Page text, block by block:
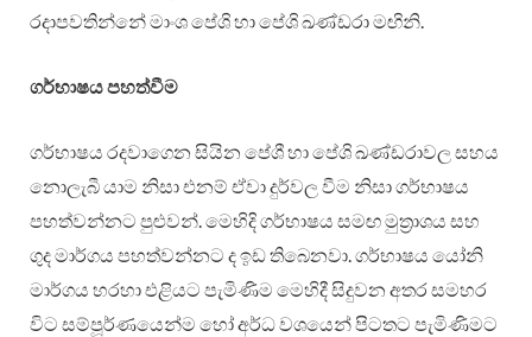
රදාපවතින්නේ මාංශ පේශි හා පේශි ඛණ්ඩරා මඟිනි.
ගර්භාෂය පහත්වීම
ගර්භාෂය රදවාගෙන සියින පේශී හා පේශි ඛණ්ඩරාවල සහය
නොලැබී යාම නිසා එනම් ඒවා දුර්වල වීම නිසා ගර්භාෂය
පහත්වන්නට පුළුවන්. මෙහිදි ගර්භාෂය සමඟ මුත්‍රාශය සහ
ගුද මාර්ගය පහත්වන්නට ද ඉඩ තිබෙනවා. ගර්භාෂය යෝනි
මාර්ගය හරහා එළියට පැමිණිම මෙහිදී සිදුවන අතර සමහර
විට සම්පූර්ණයෙන්ම හෝ අර්ධ වශයෙන් පිටතට පැමිණිමට